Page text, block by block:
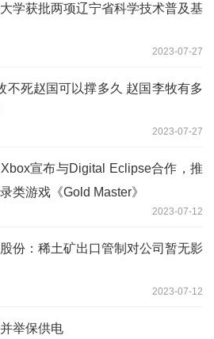
学获批两项辽宁省科学技术普及基
2023-07-27
不死赵国可以撑多久 赵国李牧有多
2023-07-27
宣布与Digital Eclipse合作，推
类游戏《Gold Master》
2023-07-12
份：稀土矿出口管制对公司暂无影
2023-07-12
举保供电